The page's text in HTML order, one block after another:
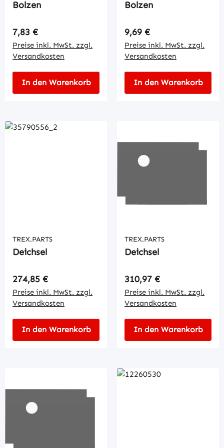
Bolzen
Regulärer Preis:
7,83 €
Preise inkl. MwSt. zzgl.
Versandkosten
In den Warenkorb
Bolzen
Regulärer Preis:
9,69 €
Preise inkl. MwSt. zzgl.
Versandkosten
In den Warenkorb
TREX.PARTS
Deichsel
Regulärer Preis:
274,85 €
Preise inkl. MwSt. zzgl.
Versandkosten
In den Warenkorb
TREX.PARTS
Deichsel
Regulärer Preis:
310,97 €
Preise inkl. MwSt. zzgl.
Versandkosten
In den Warenkorb